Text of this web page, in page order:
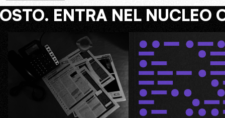
ENTRA NEL NUCLEO